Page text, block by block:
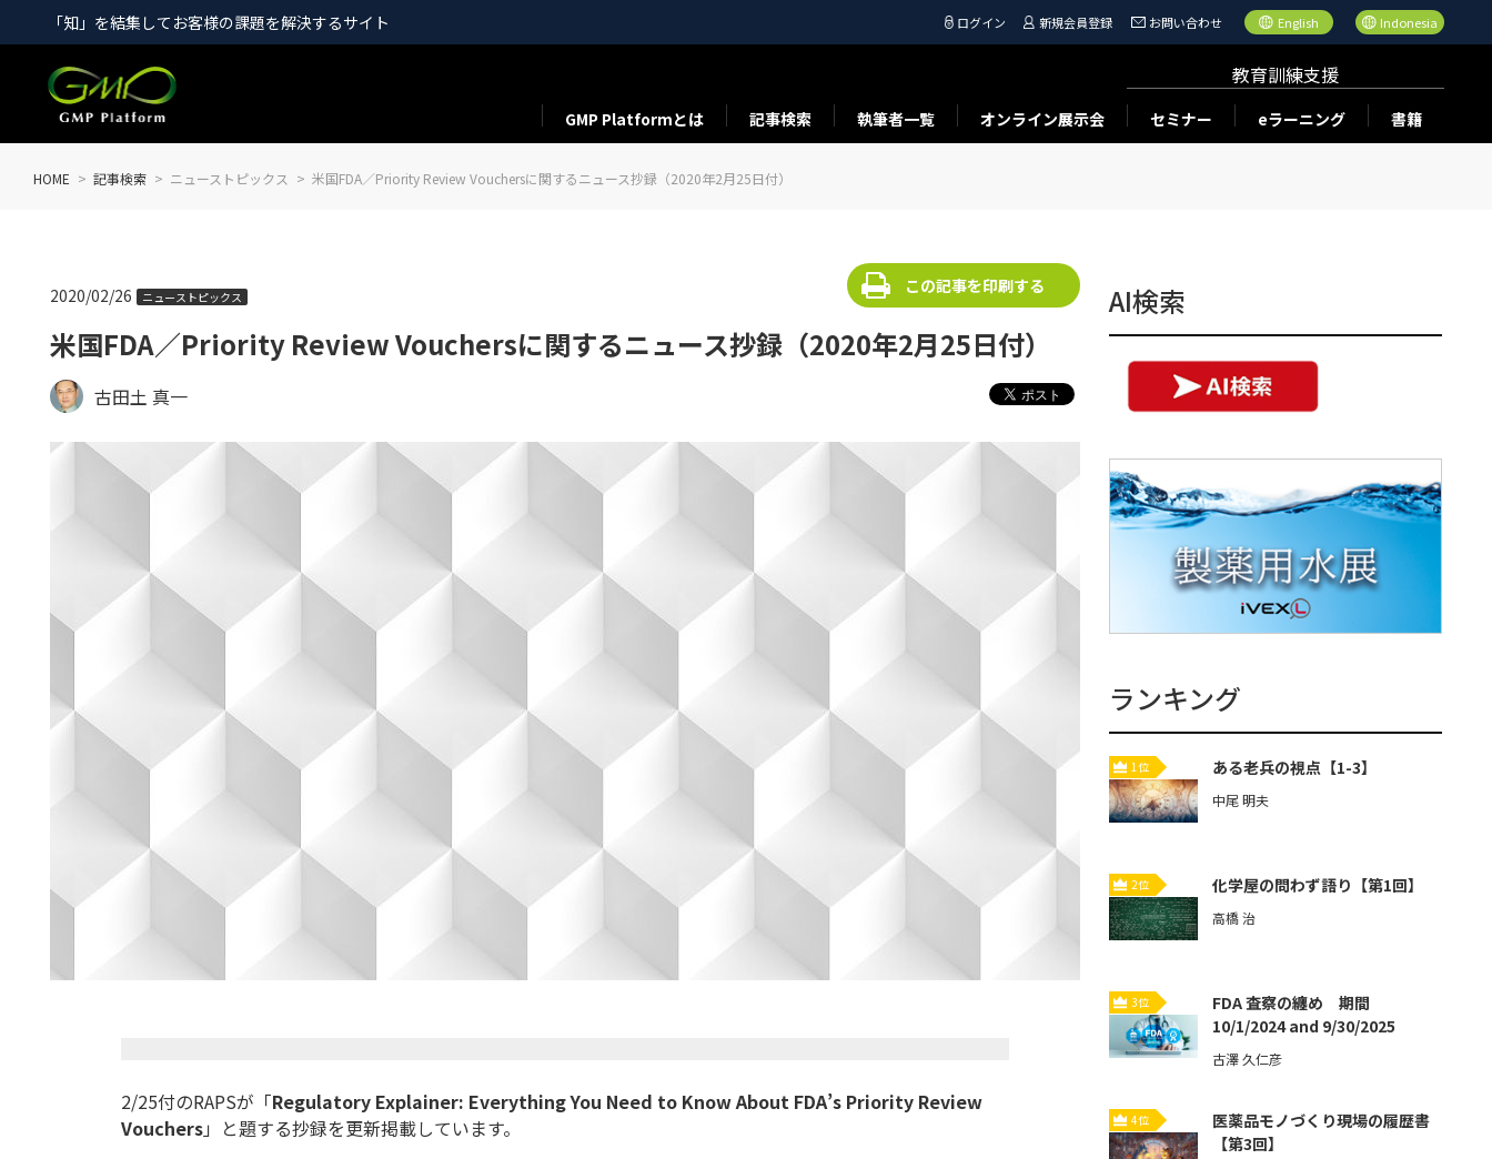
「知」を結集してお客様の課題を解決するサイト ログイン 新規会員登録 お問い合わせ English Indonesia
GMP Platformとは 記事検索 執筆者一覧 オンライン展示会
教育訓練支援
セミナー eラーニング 書籍
HOME 記事検索 ニューストピックス 米国FDA／Priority Review Vouchersに関するニュース抄録（2020年2月25日付）
米国FDA／Priority Review Vouchersに関するニュース抄録（2020年2月25日付）
2020/02/26 ニューストピックス
この記事を印刷する
古田土 真一
2/25付のRAPSが「Regulatory Explainer: Everything You Need to Know About FDA’s Priority Review
Vouchers」と題する抄録を更新掲載しています。
AI検索
ランキング
1位 ある老兵の視点【1-3】
中尾 明夫
2位 化学屋の問わず語り【第1回】
高橋 治
3位
FDA 査察の纏め 期間
10/1/2024 and 9/30/2025
古澤 久仁彦
4位
医薬品モノづくり現場の履歴書
【第3回】